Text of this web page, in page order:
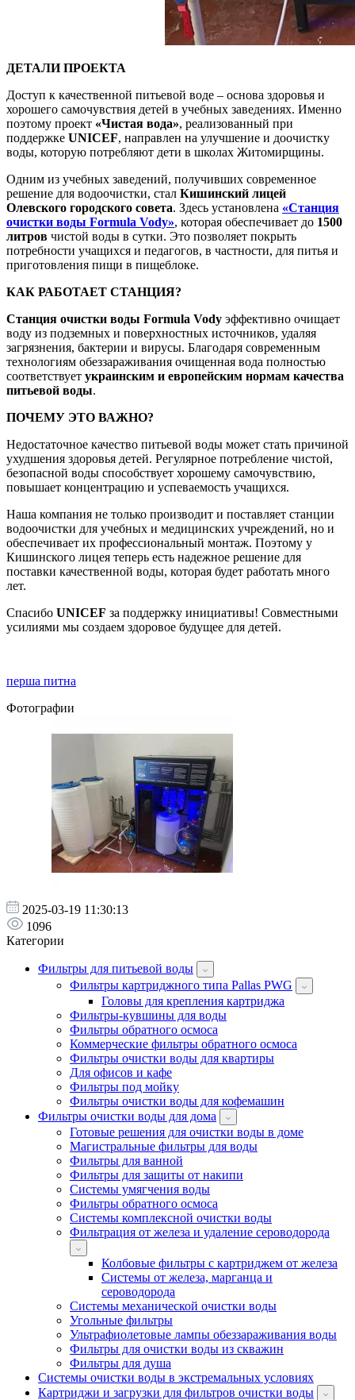
ДЕТАЛИ ПРОЕКТА
Доступ к качественной питьевой воде – основа здоровья и
хорошего самочувствия детей в учебных заведениях. Именно
поэтому проект «Чистая вода», реализованный при
поддержке UNICEF, направлен на улучшение и доочистку
воды, которую потребляют дети в школах Житомирщины.
Одним из учебных заведений, получивших современное
решение для водоочистки, стал Кишинский лицей
Олевского городского совета. Здесь установлена «Станция
очистки воды Formula Vody», которая обеспечивает до 1500
литров чистой воды в сутки. Это позволяет покрыть
потребности учащихся и педагогов, в частности, для питья и
приготовления пищи в пищеблоке.
КАК РАБОТАЕТ СТАНЦИЯ?
Станция очистки воды Formula Vody эффективно очищает
воду из подземных и поверхностных источников, удаляя
загрязнения, бактерии и вирусы. Благодаря современным
технологиям обеззараживания очищенная вода полностью
соответствует украинским и европейским нормам качества
питьевой воды.
ПОЧЕМУ ЭТО ВАЖНО?
Недостаточное качество питьевой воды может стать причиной
ухудшения здоровья детей. Регулярное потребление чистой,
безопасной воды способствует хорошему самочувствию,
повышает концентрацию и успеваемость учащихся.
Наша компания не только производит и поставляет станции
водоочистки для учебных и медицинских учреждений, но и
обеспечивает их профессиональный монтаж. Поэтому у
Кишинского лицея теперь есть надежное решение для
поставки качественной воды, которая будет работать много
лет.
Спасибо UNICEF за поддержку инициативы! Совместными
усилиями мы создаем здоровое будущее для детей.
перша питна
Фотографии
2025-03-19 11:30:13
1096
Категории
Фильтры для питьевой воды
Фильтры картриджного типа Pallas PWG
Головы для крепления картриджа
Фильтры-кувшины для воды
Фильтры обратного осмоса
Коммерческие фильтры обратного осмоса
Фильтры очистки воды для квартиры
Для офисов и кафе
Фильтры под мойку
Фильтры очистки воды для кофемашин
Фильтры очистки воды для дома
Готовые решения для очистки воды в доме
Магистральные фильтры для воды
Фильтры для ванной
Фильтры для защиты от накипи
Системы умягчения воды
Фильтры обратного осмоса
Системы комплексной очистки воды
Фильтрация от железа и удаление сероводорода
Колбовые фильтры с картриджем от железа
Системы от железа, марганца и
сероводорода
Системы механической очистки воды
Угольные фильтры
Ультрафиолетовые лампы обеззараживания воды
Фильтры для очистки воды из скважин
Фильтры для душа
Системы очистки воды в экстремальных условиях
Картриджи и загрузки для фильтров очистки воды